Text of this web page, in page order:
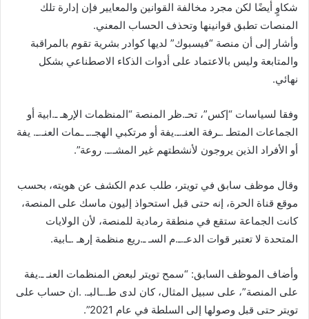
شكاوٍ أيضًا لكن مجرد مخالفة القوانين والمعايير فإن إدارة تلك
المنصات تطبق قوانينها وتحذف الحساب المعني.
وأشار إلى أن منصة “فيسبوك” لديها كوادر بشرية تقوم بالمراقبة
والمتابعة وليس بالاعتماد على أدوات الذكاء الاصطناعي بشكل
نهائي.
وفقا لسياسات “إكس”، تحـ.ظر المنصة “المنظمات الإرهـ ـ.ابية أو
الجماعات المتطـ .ـرفة العنـ.ـ.يفة أو مرتكبي الهجـ.ـ ـمات العنـ.ـ. يفة
أو الأفراد الذين يروجون لأنشطتهم غير المشـ.ـ. روعة”.
وقال موظف سابق في تويتر، طلب عدم الكشف عن هويته، بحسب
موقع قناة الحرة، إنه حتى قبل استحواذ إليون ماسك على المنصة،
كانت الجماعة ستقع في منطقة رمادية للمنصة، لأن الولايات
المتحدة لا تعتبر قوات الدعـ.ـ.م السـ ـ.ريع منظمة إرهـ .ـابية.
وأضاف الموظف السابق: “سمح تويتر لبعض المنظمات العنـ ـ.يفة
على المنصة”، على سبيل المثال، كان لدى طـ.ـالبـ. .ان حساب على
تويتر حتى قبل وصولها إلى السلطة في عام 2021”.